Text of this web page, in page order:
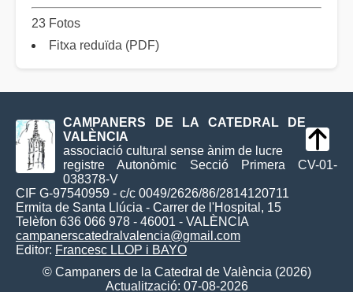
23 Fotos
Fitxa reduïda (PDF)
CAMPANERS DE LA CATEDRAL DE
VALÈNCIA
associació cultural sense ànim de lucre
registre Autonòmic Secció Primera CV-01-
038378-V
CIF G-97540959 - c/c 0049/2626/86/2814120711
Ermita de Santa Llúcia - Carrer de l'Hospital, 15
Telèfon 636 066 978 - 46001 - VALÈNCIA
campanerscatedralvalencia@gmail.com
Editor: Francesc LLOP i BAYO
© Campaners de la Catedral de València (2026)
Actualització: 07-08-2026